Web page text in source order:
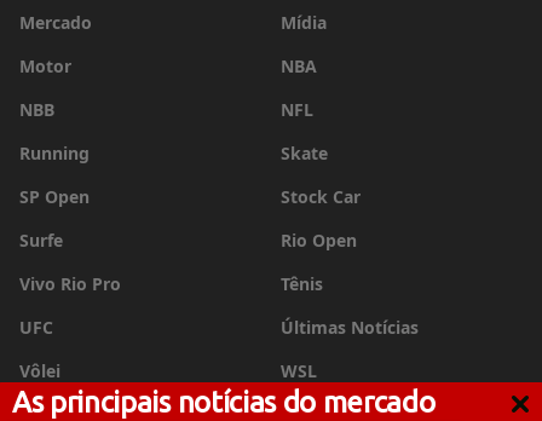
As principais notícias do mercado
Mercado
Mídia
Motor
NBA
NBB
NFL
Running
Skate
SP Open
Stock Car
Surfe
Rio Open
Vivo Rio Pro
Tênis
UFC
Últimas Notícias
Vôlei
WSL